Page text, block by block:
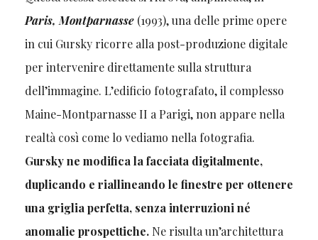
Paris, Montparnasse (1993), una delle prime opere
in cui Gursky ricorre alla post-produzione digitale
per intervenire direttamente sulla struttura
dell’immagine. L’edificio fotografato, il complesso
Maine-Montparnasse II a Parigi, non appare nella
realtà così come lo vediamo nella fotografia.
Gursky ne modifica la facciata digitalmente,
duplicando e riallineando le finestre per ottenere
una griglia perfetta, senza interruzioni né
anomalie prospettiche.Ne risulta un’architettura